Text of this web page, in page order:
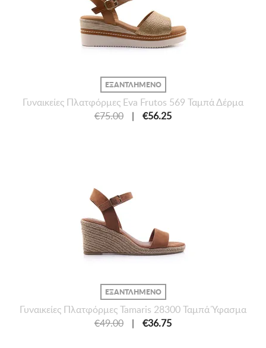
ΕΞΑΝΤΛΗΜΕΝΟ
Γυναικείες Πλατφόρμες Eva Frutos 569 Ταμπά Δέρμα
€75.00
| €56.25
ΕΞΑΝΤΛΗΜΕΝΟ
Γυναικείες Πλατφόρμες Tamaris 28300 Ταμπά Ύφασμα
€49.00
| €36.75